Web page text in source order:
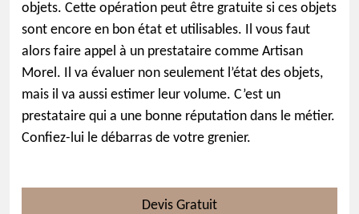
objets. Cette opération peut être gratuite si ces objets
sont encore en bon état et utilisables. Il vous faut
alors faire appel à un prestataire comme Artisan
Morel. Il va évaluer non seulement l’état des objets,
mais il va aussi estimer leur volume. C’est un
prestataire qui a une bonne réputation dans le métier.
Confiez-lui le débarras de votre grenier.
Devis Gratuit